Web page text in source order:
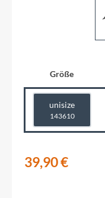
Größe
unisize
143610
39,90 €